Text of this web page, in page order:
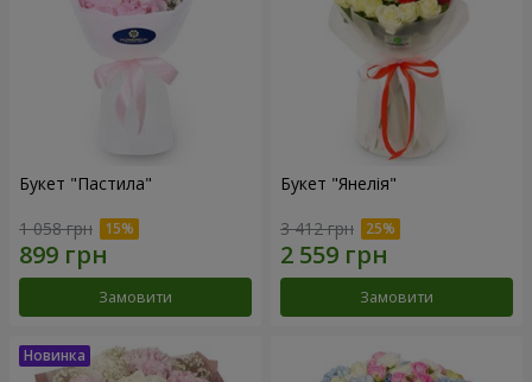
Букет "Пастила"
1 058 грн
Замовити
Букет "Янелія"
3 412 грн
Замовити